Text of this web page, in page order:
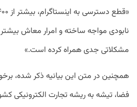
نابودی مواجه ساخته و امرار معاش بیشتر
مشکلاتی جدی همراه کرده است.»
همچنین در متن این بیانیه ذکر شده،
فضا، تیشه به ریشه تجارت الکترونیکی